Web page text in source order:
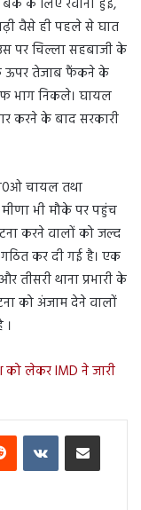
बैंक के लिए रवाना हुई,
वैसे ही पहले से घात
पर चिल्ला सहबाजी के
ऊपर तेजाब फैंकने के
भाग निकले। घायल
करने के बाद सरकारी
चायल तथा
भी मौके पर पहुंच
करने वालों को जल्द
कर दी गई है। एक
थाना प्रभारी के
को अंजाम देने वालों
।
को लेकर IMD ने जारी
Reddit VKontakteShare via Email